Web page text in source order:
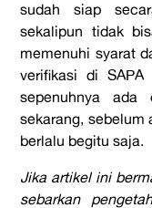
sudah siap
sekalipun tidak
memenuhi syarat
verifikasi di
sepenuhnya
sekarang, sebelum
berlalu begitu saja.
Jika artikel ini
sebarkan